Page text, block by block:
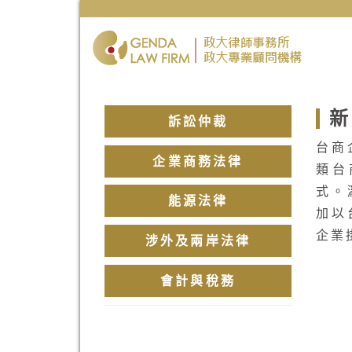
訴訟仲裁
企業商務法律
能源法律
涉外及兩岸法律
會計與稅務
台商
類台
式。
加以
企業